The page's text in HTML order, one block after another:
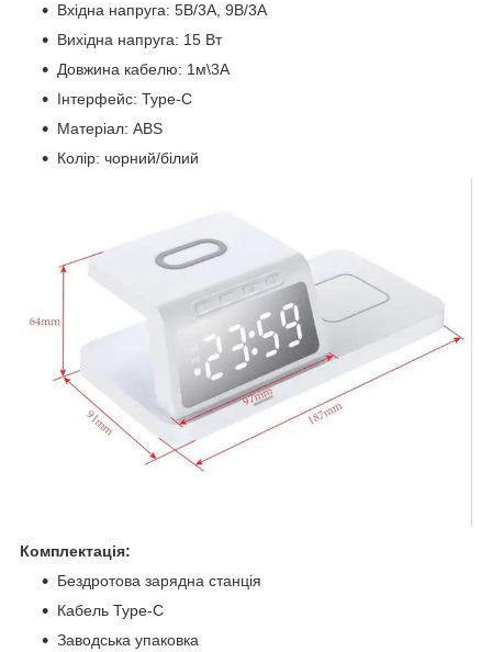
Вхідна напруга: 5В/3А, 9В/3А
Вихідна напруга: 15 Вт
Довжина кабелю: 1м\3А
Інтерфейс: Type-C
Матеріал: ABS
Колір: чорний/білий
Комплектація:
Бездротова зарядна станція
Кабель Type-C
Заводська упаковка